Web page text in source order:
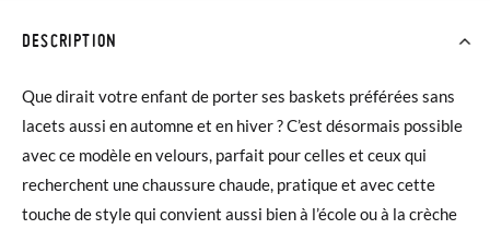
DESCRIPTION
Que dirait votre enfant de porter ses baskets préférées sans
lacets aussi en automne et en hiver ? C’est désormais possible
avec ce modèle en velours, parfait pour celles et ceux qui
recherchent une chaussure chaude, pratique et avec cette
touche de style qui convient aussi bien à l’école ou à la crèche